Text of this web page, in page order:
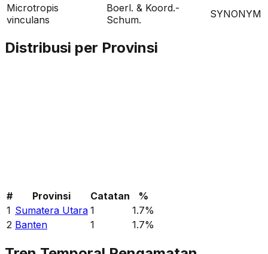
Microtropis
vinculans
Boerl. & Koord.-
Schum.
SYNONYM
Distribusi per Provinsi
# Provinsi Catatan
%
1 Sumatera Utara 1 1.7%
2 Banten 1 1.7%